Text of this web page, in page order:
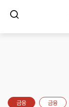
금융 금융